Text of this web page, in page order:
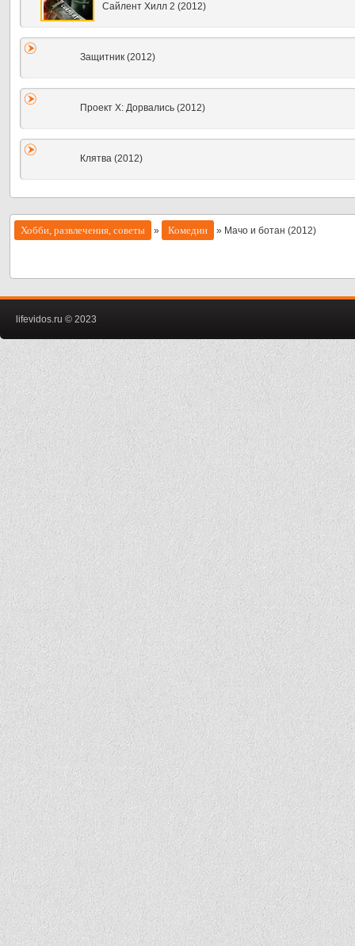
Сайлент Хилл 2 (2012)
Защитник (2012)
Проект X: Дорвались (2012)
Клятва (2012)
Хобби, развлечения, советы » Комедии » Мачо и ботан (2012)
lifevidos.ru © 2023